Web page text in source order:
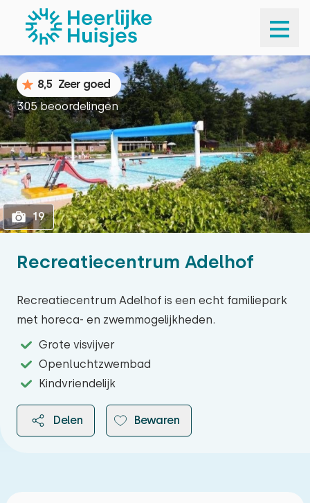
1
Recreatiecentrum Adelhof
Recreatiecentrum Adelhof is een echt familiepark
met horeca- en zwemmogelijkheden.
Grote visvijver
Openluchtzwembad
Kindvriendelijk
Delen Bewaren
8,5 Zeer goed
305 beoordelingen
19